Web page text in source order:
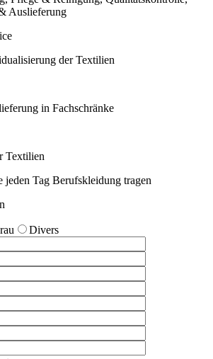
Auslieferung
der Textilien
in Fachschränke
Textilien
jeden Tag Berufskleidung tragen
Divers